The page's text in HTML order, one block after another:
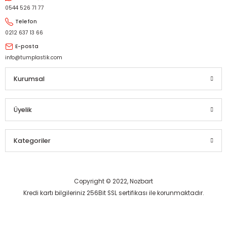
0544 526 71 77
Telefon
0212 637 13 66
E-posta
info@tumplastik.com
Kurumsal
Üyelik
Kategoriler
Copyright © 2022, Nozbart
Kredi kartı bilgileriniz 256Bit SSL sertifikası ile korunmaktadır.